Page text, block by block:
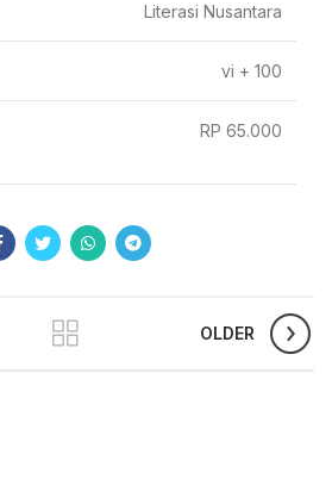
Literasi Nusantara
vi + 100
RP 65.000
OLDER